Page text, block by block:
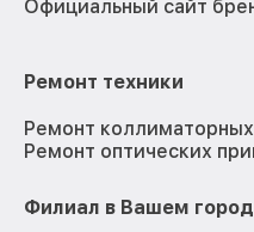
Официальный сайт
Ремонт техники
Ремонт
Ремонт оптических
Филиал в Вашем